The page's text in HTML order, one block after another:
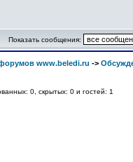
Показать сообщения:
www.beledi.ru ->
0, скрытых: 0 и гостей: 1